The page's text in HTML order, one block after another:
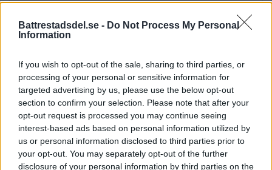
Battrestadsdel.se - Do Not Process My Personal
Information
If you wish to opt-out of the sale, sharing to third parties, or
processing of your personal or sensitive information for
targeted advertising by us, please use the below opt-out
section to confirm your selection. Please note that after your
opt-out request is processed you may continue seeing
interest-based ads based on personal information utilized by
us or personal information disclosed to third parties prior to
your opt-out. You may separately opt-out of the further
disclosure of your personal information by third parties on the
Poppe med ungdomar intar
friluftsteatern: Människan
Nästa vecka blir det gästspel på
Mälarhöjdens Friluftsteater. […]
Publicerad 07:08, 7 augusti 2026
Annons: